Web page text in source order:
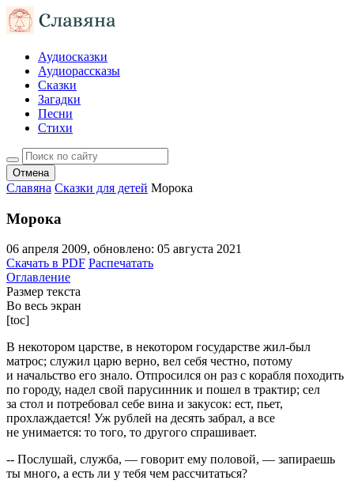
Аудиосказки
Аудиорассказы
Сказки
Загадки
Песни
Стихи
Отмена
Славяна Сказки для детей Морока
Морока
06 апреля 2009, обновлено: 05 августа 2021
Скачать в PDF Распечатать
Оглавление
Размер текста
Во весь экран
[toc]
B некотором царстве, в некотором государстве жил-был
матрос; служил царю верно, вел себя честно, потому
и начальство его знало. Отпросился он раз с корабля походить
по городу, надел свой парусинник и пошел в трактир; сел
за стол и потребовал себе вина и закусок: ест, пьет,
прохлаждается! Уж рублей на десять забрал, а все
не унимается: то того, то другого спрашивает.
-- Послушай, служба, — говорит ему половой, — запираешь
ты много, а есть ли у тебя чем рассчитаться?